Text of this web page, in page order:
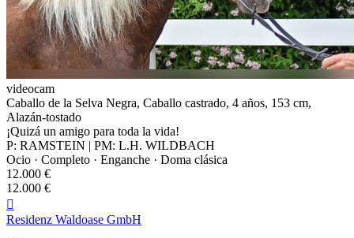
videocam
Caballo de la Selva Negra, Caballo castrado, 4 años, 153 cm,
Alazán-tostado
¡Quizá un amigo para toda la vida!
P: RAMSTEIN | PM: L.H. WILDBACH
Ocio · Completo · Enganche · Doma clásica
12.000 €
12.000 €

Residenz Waldoase GmbH